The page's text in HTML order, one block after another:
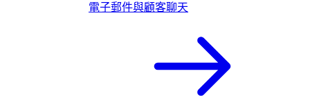
電子郵件與顧客聊天